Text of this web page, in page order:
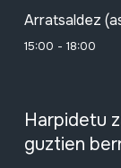
Arratsaldez
15:00 - 18:00
Harpidetu
guztien